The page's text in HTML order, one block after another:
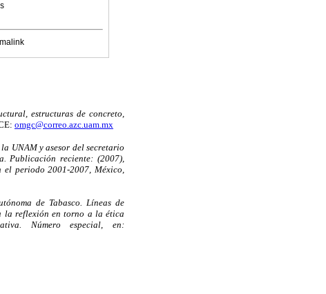
estructuras de concreto,
omgc@correo.azc.uam.mx
UNAM y asesor del secretario
Publicación reciente: (2007),
periodo 2001-2007, México,
de Tabasco. Líneas de
la reflexión en torno a la ética
Número especial, en: